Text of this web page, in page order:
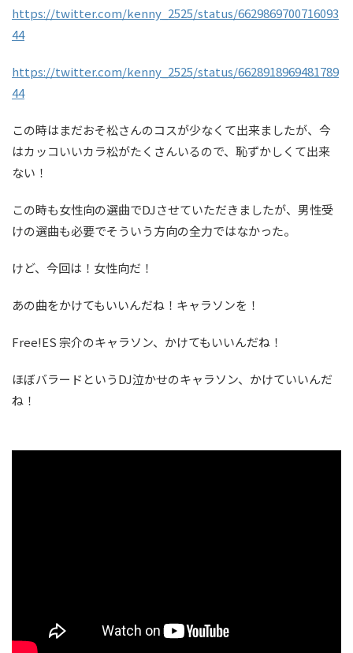
https://twitter.com/kenny_2525/status/6629869700716093
44
https://twitter.com/kenny_2525/status/6628918969481789
44
この時はまだおそ松さんのコスが少なくて出来ましたが、今
はカッコいいカラ松がたくさんいるので、恥ずかしくて出来
ない！
この時も女性向の選曲でDJさせていただきましたが、男性受
けの選曲も必要でそういう方向の全力ではなかった。
けど、今回は！女性向だ！
あの曲をかけてもいいんだね！キャラソンを！
Free!ES 宗介のキャラソン、かけてもいいんだね！
ほぼバラードというDJ泣かせのキャラソン、かけていいんだ
ね！